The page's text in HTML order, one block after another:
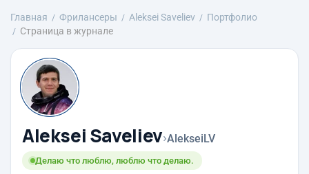
Главная Фрилансеры Aleksei Saveliev
Портфолио
Страница в журнале
Aleksei Saveliev›AlekseiLV
Делаю что люблю, люблю что делаю.